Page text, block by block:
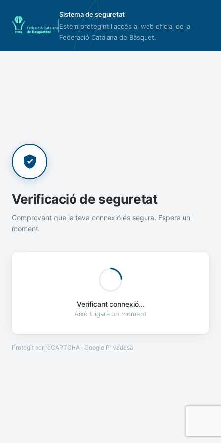
Sistema de seguretat
Estem protegint l'accés al web oficial de la
Federació Catalana de Bàsquet.
Verificació de seguretat
Comprovant que la teva connexió és segura. Espera un
moment.
Verificant connexió...
Això trigarà un moment
Protegit per reCAPTCHA · Google Privadesa